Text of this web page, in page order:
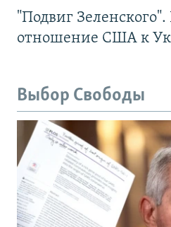
"Подвиг
отношение США к
Выбор Свободы